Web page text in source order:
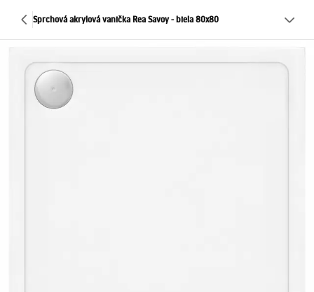
Sprchová akrylová vanička Rea Savoy - biela 80x80